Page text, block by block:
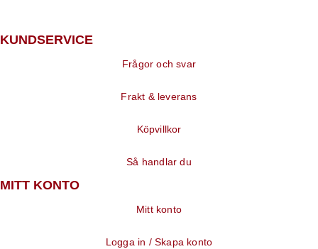
KUNDSERVICE
Frågor och svar
Frakt & leverans
Köpvillkor
Så handlar du
MITT KONTO
Mitt konto
Logga in / Skapa konto